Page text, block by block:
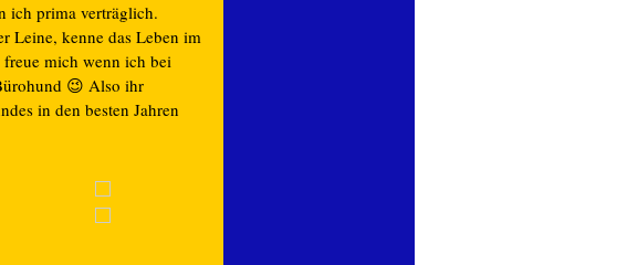
ich prima verträglich.
Leine, kenne das Leben im
mich wenn ich bei
😉 Also ihr
in den besten Jahren